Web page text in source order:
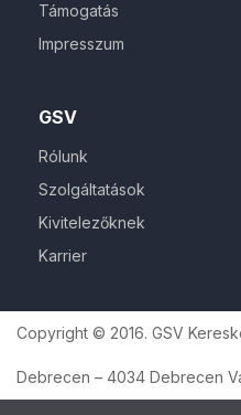
GSV
Rólunk
Szolgáltatások
Kivitelezőknek
Karrier
Támogatás
Impresszum
Copyright © 2016. GSV
Debrecen – 4034 Debrecen